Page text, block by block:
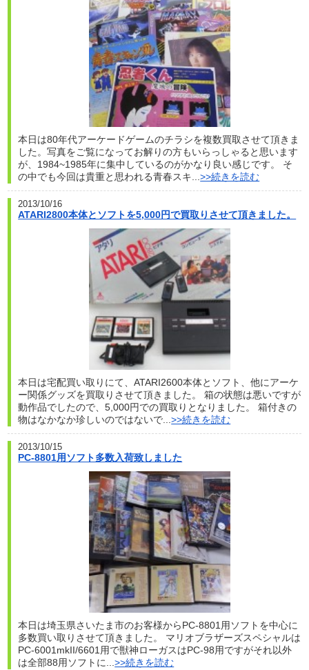
本日は80年代アーケードゲームのチラシを複数買取させて頂きま
した。写真をご覧になってお解りの方もいらっしゃると思います
が、1984~1985年に集中しているのがかなり良い感じです。 そ
の中でも今回は貴重と思われる青春スキ...>>続きを読む
2013/10/16
ATARI2800本体とソフトを5,000円で買取りさせて頂きました。
本日は宅配買い取りにて、ATARI2600本体とソフト、他にアーケ
ー関係グッズを買取りさせて頂きました。 箱の状態は悪いですが
動作品でしたので、5,000円での買取りとなりました。 箱付きの
物はなかなか珍しいのではないで...>>続きを読む
2013/10/15
PC-8801用ソフト多数入荷致しました
本日は埼玉県さいたま市のお客様からPC-8801用ソフトを中心に
多数買い取りさせて頂きました。 マリオブラザーズスペシャルは
PC-6001mkII/6601用で獣神ローガスはPC-98用ですがそれ以外
は全部88用ソフトに...>>続きを読む